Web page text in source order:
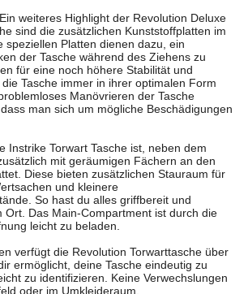
weiteres Highlight der Revolution Deluxe
sind die zusätzlichen Kunststoffplatten im
speziellen Platten dienen dazu, ein
der Tasche während des Ziehens zu
für eine noch höhere Stabilität und
Tasche immer in ihrer optimalen Form
Manövrieren der Tasche
man sich um mögliche Beschädigungen
Instrike Torwart Tasche ist, neben dem
mit geräumigen Fächern an den
Diese bieten zusätzlichen Stauraum für
und kleinere
So hast du alles griffbereit und
Ort. Das Main-Compartment ist durch die
leicht zu beladen.
verfügt die Revolution Torwarttasche über
ermöglicht, deine Tasche eindeutig zu
zu identifizieren. Keine Verwechslungen
oder im Umkleideraum.